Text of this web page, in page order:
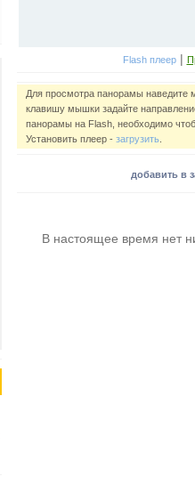
Flash плеер|
Для просмотра панорамы
клавишу мышки задайте
панорамы на Flash, необходимо
Установить плеер - загрузить
добавить в
В настоящее время нет